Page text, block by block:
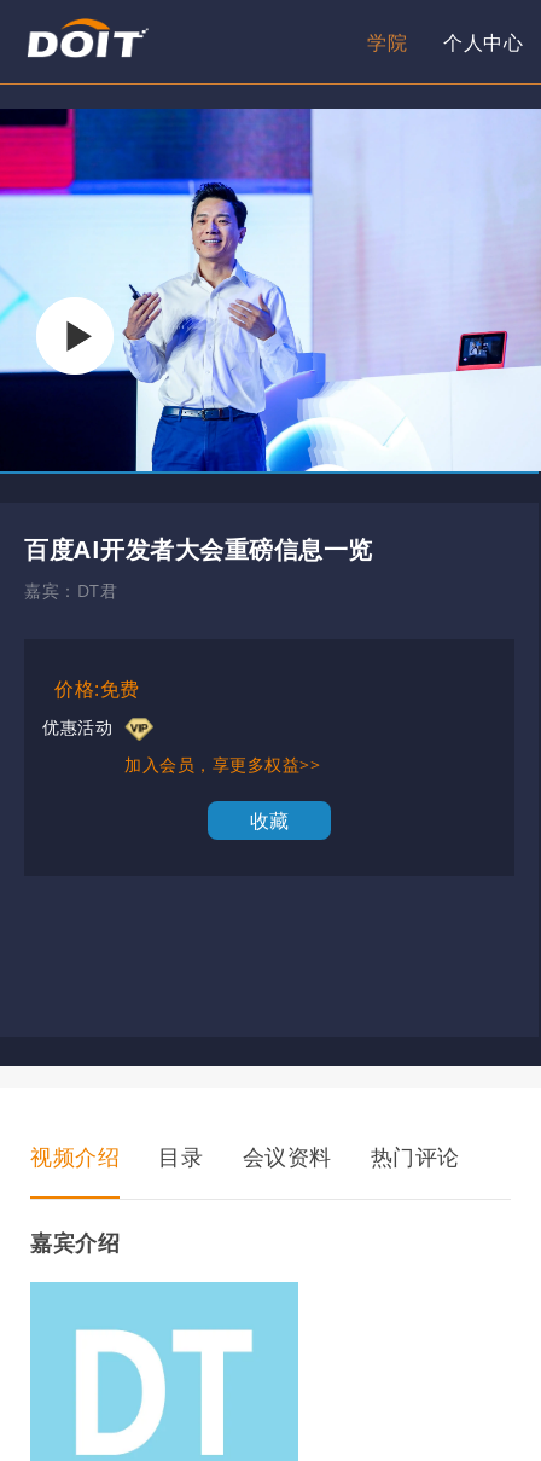
学院 个人中心
百度AI开发者大会重磅信息一览
嘉宾： DT君
价格:免费
优惠活动
加入会员，享更多权益>>
收藏
视频介绍 目录 会议资料 热门评论
嘉宾介绍